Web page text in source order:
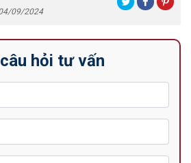
09/2024
hỏi tư vấn